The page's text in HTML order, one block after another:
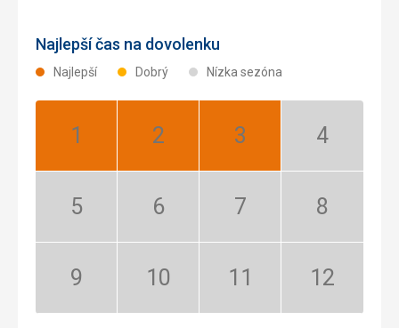
Najlepší čas na dovolenku
Najlepší Dobrý Nízka sezóna
Január:
Február:
Marec:
Apríl:
Máj:
Jún:
Júl:
August:
September:
Október:
November:
December: